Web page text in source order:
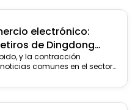
electrónico:
de Dingdong
y la contracción
comunes en el sector